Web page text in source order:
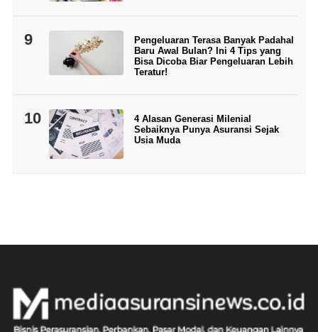
9
Pengeluaran Terasa Banyak Padahal
Baru Awal Bulan? Ini 4 Tips yang
Bisa Dicoba Biar Pengeluaran Lebih
Teratur!
10
4 Alasan Generasi Milenial
Sebaiknya Punya Asuransi Sejak
Usia Muda